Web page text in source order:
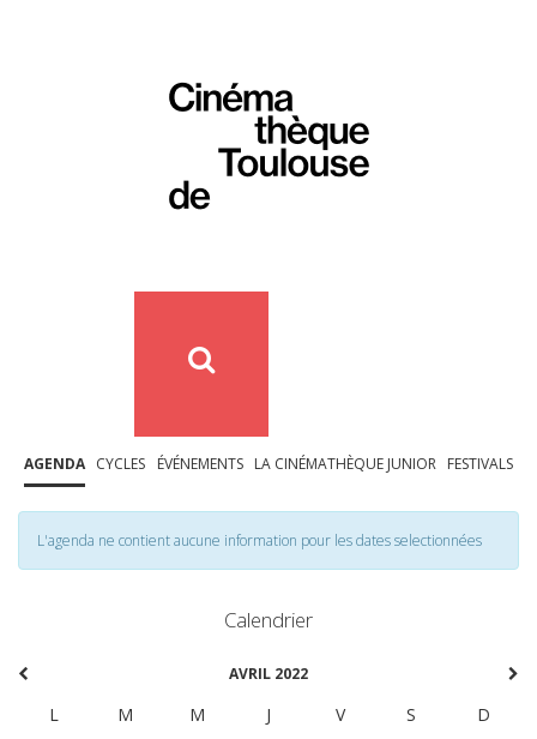
AGENDA CYCLES ÉVÉNEMENTS LA CINÉMATHÈQUE JUNIOR FESTIVALS
L'agenda ne contient aucune information pour les dates selectionnées
Calendrier
AVRIL 2022
L M M J V S
D